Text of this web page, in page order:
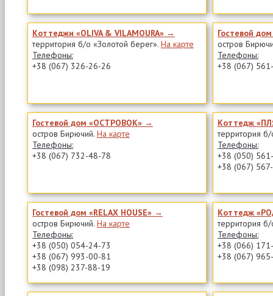
Коттеджи «OLIVA & VILAMOURA» →
территория б/о «Золотой берег». На карте
Телефоны:
+38 (067) 326-26-26
Гостевой
остров
Телефоны:
+38 (067)
Гостевой дом «ОСТРОВОК» →
остров Бирючий. На карте
Телефоны:
+38 (067) 732-48-78
Коттедж
территория
Телефоны:
+38 (050)
+38 (067)
Гостевой дом «RELAX HOUSE» →
остров Бирючий. На карте
Телефоны:
+38 (050) 054-24-73
+38 (067) 993-00-81
+38 (098) 237-88-19
Коттедж
территория
Телефоны:
+38 (066)
+38 (067)